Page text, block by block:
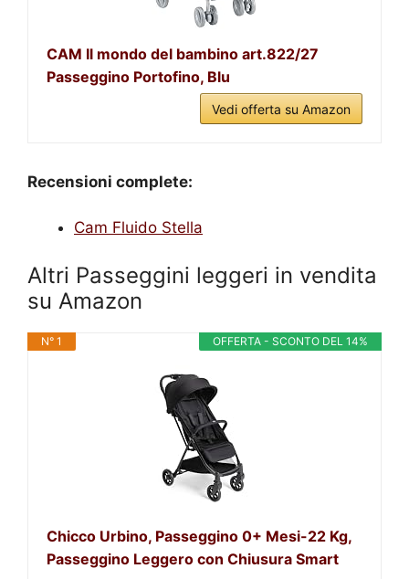
CAM Il mondo del bambino art.822/27
Passeggino Portofino, Blu
Vedi offerta su Amazon
Recensioni complete:
Cam Fluido Stella
Altri Passeggini leggeri in vendita
su Amazon
OFFERTA - SCONTO DEL 14%
N° 1
Chicco Urbino, Passeggino 0+ Mesi-22 Kg,
Passeggino Leggero con Chiusura Smart